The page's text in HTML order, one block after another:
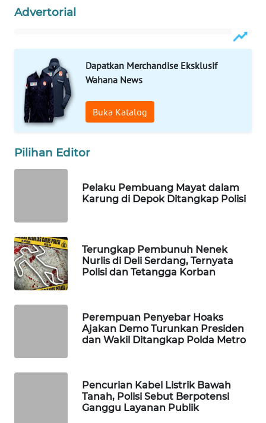
Advertorial
Dapatkan Merchandise Eksklusif
Wahana News
Buka Katalog
Pilihan Editor
Pelaku Pembuang Mayat dalam
Karung di Depok Ditangkap Polisi
Terungkap Pembunuh Nenek
Nurlis di Deli Serdang, Ternyata
Polisi dan Tetangga Korban
Perempuan Penyebar Hoaks
Ajakan Demo Turunkan Presiden
dan Wakil Ditangkap Polda Metro
Pencurian Kabel Listrik Bawah
Tanah, Polisi Sebut Berpotensi
Ganggu Layanan Publik
TV
ID
WAHANANEWS
CO ID
WAHANANEWS
WAHANA
WAHANA
SELEB
WAHANA
OTOMOTIF